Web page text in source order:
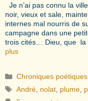
Je n’ai pas connu la
noir, vieux et sale,
internes mal nourris de
campagne dans une
trois cités… Dieu, que la
plus
Catégories
Chroniques poétiques
Étiquettes
André nolat plume